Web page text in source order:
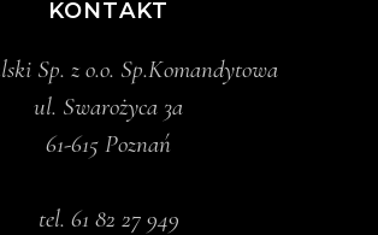
KONTAKT
Sp. z o.o. Sp.Komandytowa
ul. Swarożyca 3a
61-615 Poznań
tel. 61 82 27 949